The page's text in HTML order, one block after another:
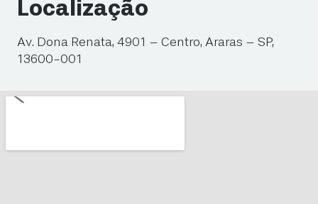
Localização
Av. Dona Renata, 4901 – Centro, Araras – SP,
13600-001